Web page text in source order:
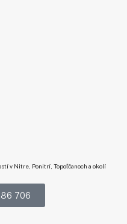
v Nitre, Ponitrí, Topoľčanoch a okolí
706